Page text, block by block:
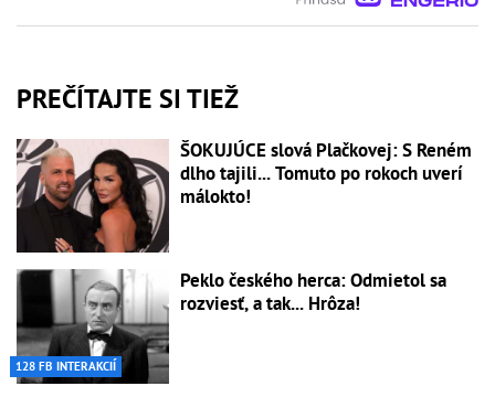
PREČÍTAJTE SI TIEŽ
ŠOKUJÚCE slová Plačkovej: S Reném
dlho tajili... Tomuto po rokoch uverí
málokto!
128 FB INTERAKCIÍ
Peklo českého herca: Odmietol sa
rozviesť, a tak... Hrôza!